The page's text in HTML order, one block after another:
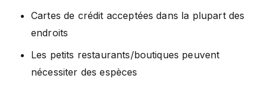
Cartes de crédit acceptées dans la plupart des
endroits
Les petits restaurants/boutiques peuvent
nécessiter des espèces